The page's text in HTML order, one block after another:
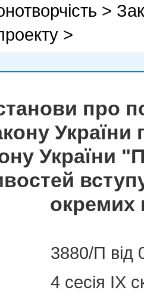
>
>
про
України
України
окремих
3880/П від
4 сесія IX